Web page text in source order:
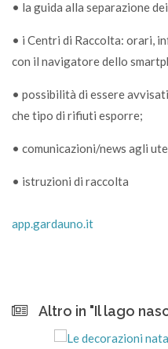
• la guida alla separazione
• i Centri di Raccolta: orari,
con il navigatore dello
• possibilità di essere
che tipo di rifiuti esporre;
• comunicazioni/news agli
• istruzioni di raccolta
app.gardauno.it
Altro in "Il lago